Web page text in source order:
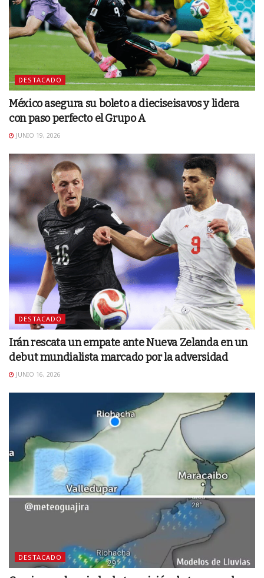
DESTACADO
México asegura su boleto a dieciseisavos y lidera
con paso perfecto el Grupo A
JUNIO 19, 2026
DESTACADO
Irán rescata un empate ante Nueva Zelanda en un
debut mundialista marcado por la adversidad
JUNIO 16, 2026
DESTACADO